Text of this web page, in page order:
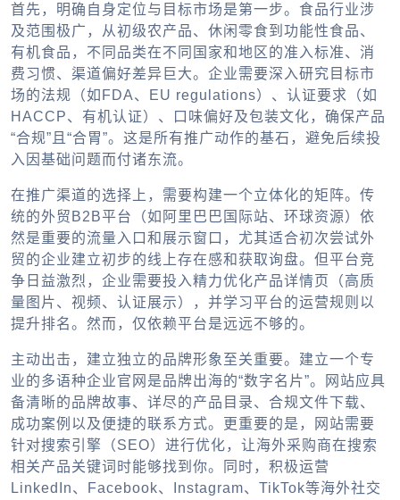
首先，明确自身定位与目标市场是第一步。食品行业涉
及范围极广，从初级农产品、休闲零食到功能性食品、
有机食品，不同品类在不同国家和地区的准入标准、消
费习惯、渠道偏好差异巨大。企业需要深入研究目标市
场的法规（如FDA、EU regulations）、认证要求（如
HACCP、有机认证）、口味偏好及包装文化，确保产品
“合规”且“合胃”。这是所有推广动作的基石，避免后续投
入因基础问题而付诸东流。
在推广渠道的选择上，需要构建一个立体化的矩阵。传
统的外贸B2B平台
（如阿里巴巴国际站、环球资源）依
然是重要的流量入口和展示窗口，尤其适合初次尝试外
贸的企业建立初步的线上存在感和获取询盘。但平台竞
争日益激烈，企业需要投入精力优化产品详情页（高质
量图片、视频、认证展示），并学习平台的运营规则以
提升排名。然而，仅依赖平台是远远不够的。
主动出击，建立独立的品牌形象至关重要。建立一个专
业的多语种企业官网是品牌出海的“数字名片”。网站应具
备清晰的品牌故事、详尽的产品目录、合规文件下载、
成功案例以及便捷的联系方式。更重要的是，网站需要
针对搜索引擎（SEO）进行优化，让海外采购商在搜索
相关产品关键词时能够找到你。同时，积极运营
LinkedIn、Facebook、Instagram、TikTok等海外社交